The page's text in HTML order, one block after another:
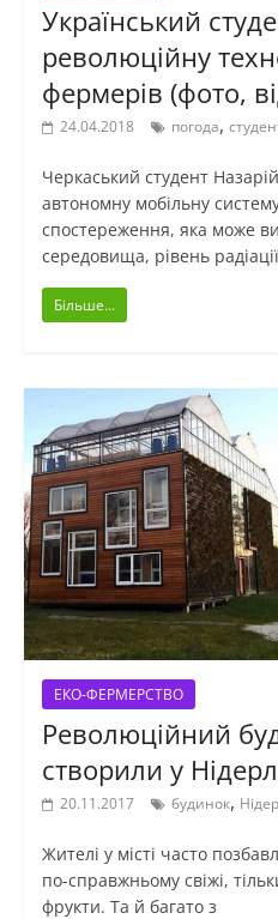
Український
революційну
фермерів (фото,
24.04.2018 погода,
Черкаський студент
автономну мобільну
спостереження, яка може
середовища, рівень
Більше...
ЕКО-ФЕРМЕРСТВО
Революційний
створили у
20.11.2017 будинок,
Жителі у місті часто
по-справжньому свіжі,
фрукти. Та й багато з